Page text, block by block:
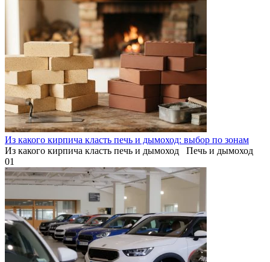
Из какого кирпича класть печь и дымоход: выбор по зонам
Из какого кирпича класть печь и дымоход Печь и дымоход
01